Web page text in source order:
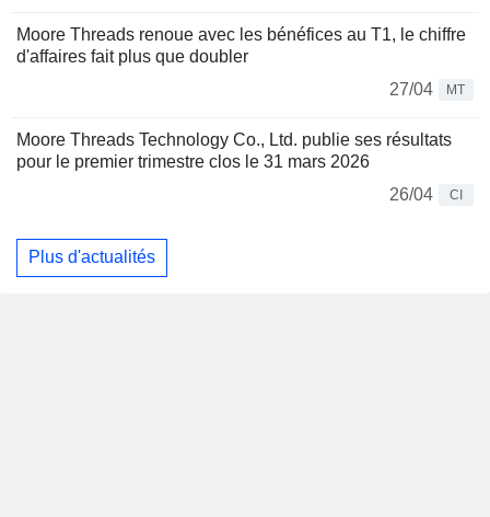
Moore Threads renoue avec les bénéfices au T1, le chiffre
d'affaires fait plus que doubler
27/04
MT
Moore Threads Technology Co., Ltd. publie ses résultats
pour le premier trimestre clos le 31 mars 2026
26/04
CI
Plus d'actualités